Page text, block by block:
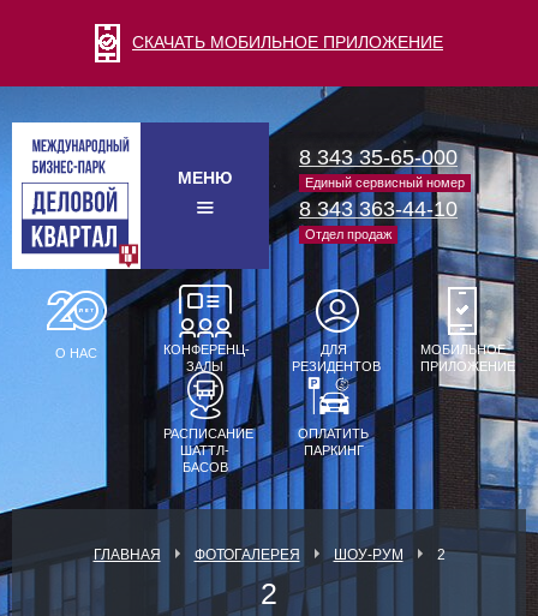
СКАЧАТЬ МОБИЛЬНОЕ ПРИЛОЖЕНИЕ
МЕНЮ
8 343 35-65-000
Единый сервисный номер
8 343 363-44-10
Отдел продаж
О НАС
КОНФЕРЕНЦ-
ЗАЛЫ
ДЛЯ
РЕЗИДЕНТОВ
МОБИЛЬНОЕ
ПРИЛОЖЕНИЕ
РАСПИСАНИЕ
ШАТТЛ-
БАСОВ
ОПЛАТИТЬ
ПАРКИНГ
ГЛАВНАЯ ФОТОГАЛЕРЕЯ ШОУ-РУМ 2
2